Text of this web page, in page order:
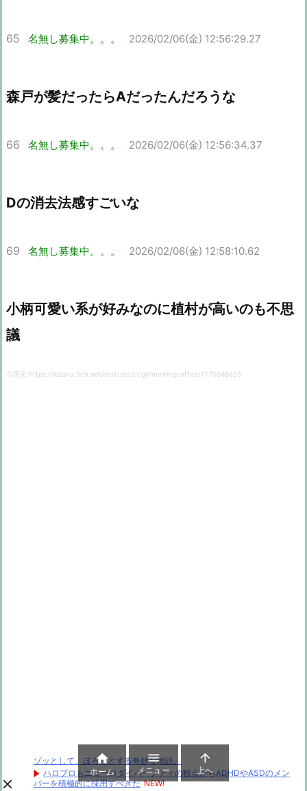
65 名無し募集中。。。 2026/02/06(金) 12:56:29.27
森戸が髪だったらAだったんだろうな
66 名無し募集中。。。 2026/02/06(金) 12:56:34.37
Dの消去法感すごいな
69 名無し募集中。。。 2026/02/06(金) 12:58:10.62
小柄可愛い系が好みなのに植村が高いのも不思
議
引用元:https://kizuna.5ch.net/test/read.cgi/morningcoffee/1770348855
ゾッとして、ほろりとする奇妙な物語。
ハロプロもニューロダイバーシティの観点からADHDやASDのメン
バーを積極的に採用すべきだ NEW!

ホーム

メニュー

上へ